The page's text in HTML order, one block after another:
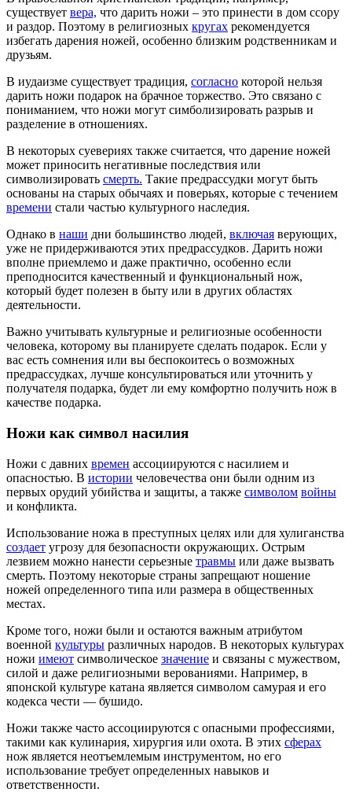
существует вера, что дарить ножи – это принести в дом ссору
и раздор. Поэтому в религиозных кругах рекомендуется
избегать дарения ножей, особенно близким родственникам и
друзьям.
В иудаизме существует традиция, согласно которой нельзя
дарить ножи подарок на брачное торжество. Это связано с
пониманием, что ножи могут симболизировать разрыв и
разделение в отношениях.
В некоторых суевериях также считается, что дарение ножей
может приносить негативные последствия или
символизировать смерть. Такие предрассудки могут быть
основаны на старых обычаях и поверьях, которые с течением
времени стали частью культурного наследия.
Однако в наши дни большинство людей, включая верующих,
уже не придерживаются этих предрассудков. Дарить ножи
вполне приемлемо и даже практично, особенно если
преподносится качественный и функциональный нож,
который будет полезен в быту или в других областях
деятельности.
Важно учитывать культурные и религиозные особенности
человека, которому вы планируете сделать подарок. Если у
вас есть сомнения или вы беспокоитесь о возможных
предрассудках, лучше консультироваться или уточнить у
получателя подарка, будет ли ему комфортно получить нож в
качестве подарка.
Ножи как символ насилия
Ножи с давних времен ассоциируются с насилием и
опасностью. В истории человечества они были одним из
первых орудий убийства и защиты, а также символом войны
и конфликта.
Использование ножа в преступных целях или для хулиганства
создает угрозу для безопасности окружающих. Острым
лезвием можно нанести серьезные травмы или даже вызвать
смерть. Поэтому некоторые страны запрещают ношение
ножей определенного типа или размера в общественных
местах.
Кроме того, ножи были и остаются важным атрибутом
военной культуры различных народов. В некоторых культурах
ножи имеют символическое значение и связаны с мужеством,
силой и даже религиозными верованиями. Например, в
японской культуре катана является символом самурая и его
кодекса чести — бушидо.
Ножи также часто ассоциируются с опасными профессиями,
такими как кулинария, хирургия или охота. В этих сферах
нож является неотъемлемым инструментом, но его
использование требует определенных навыков и
ответственности.